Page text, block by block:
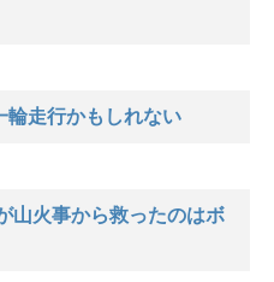
輪走行かもしれない
山火事から救ったのはボ